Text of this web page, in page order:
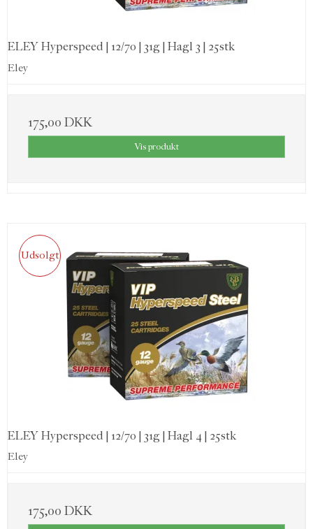
ELEY Hyperspeed | 12/70 | 31g | Hagl 3 | 25stk
Eley
175,00 DKK
Vis produkt
Udsolgt
ELEY Hyperspeed | 12/70 | 31g | Hagl 4 | 25stk
Eley
175,00 DKK